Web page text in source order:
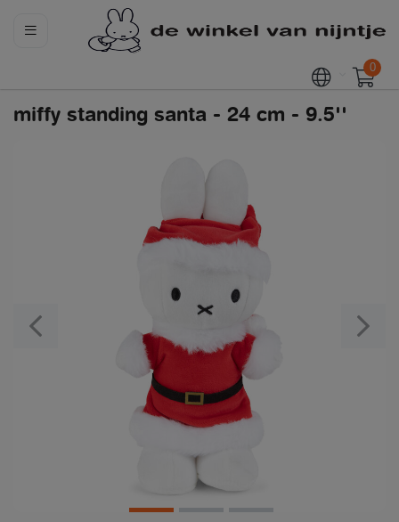
0
miffy standing santa - 24 cm - 9.5''